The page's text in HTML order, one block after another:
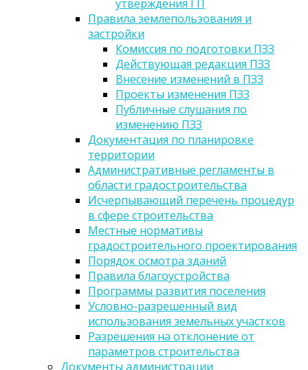
утверждения ГП
Правила землепользования и
застройки
Комиссия по подготовки ПЗЗ
Действующая редакция ПЗЗ
Внесение изменений в ПЗЗ
Проекты изменения ПЗЗ
Публичные слушания по
изменению ПЗЗ
Документация по планировке
территории
Административные регламенты в
области градостроительства
Исчерпывающий перечень процедур
в сфере строительства
Местные нормативы
градостроительного проектирования
Порядок осмотра зданий
Правила благоустройства
Программы развития поселения
Условно-разрешенный вид
использования земельных участков
Разрешения на отклонение от
параметров строительства
Документы администрации